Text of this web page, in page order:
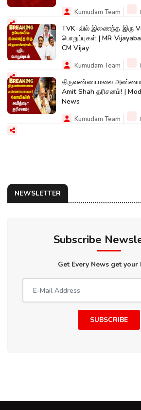
Kumudam Team
TVK-வில் இணைந்த இரு
பொறுப்புகள் | MR
CM Vijay
Kumudam Team
திருவண்ணாமலை
Amit Shah தரிசனம்! | Modi | BJP|
News
Kumudam Team
NEWSLETTER
Subscribe
Get Every News get your
SUBSCRIBE